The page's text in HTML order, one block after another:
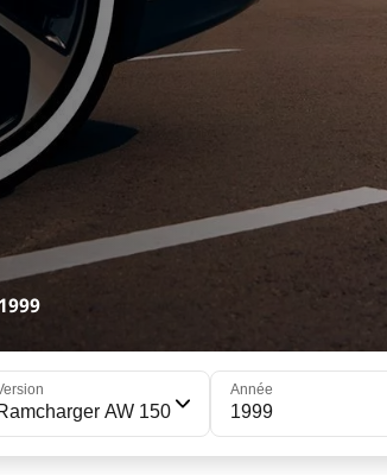
AW 150
Année
1999